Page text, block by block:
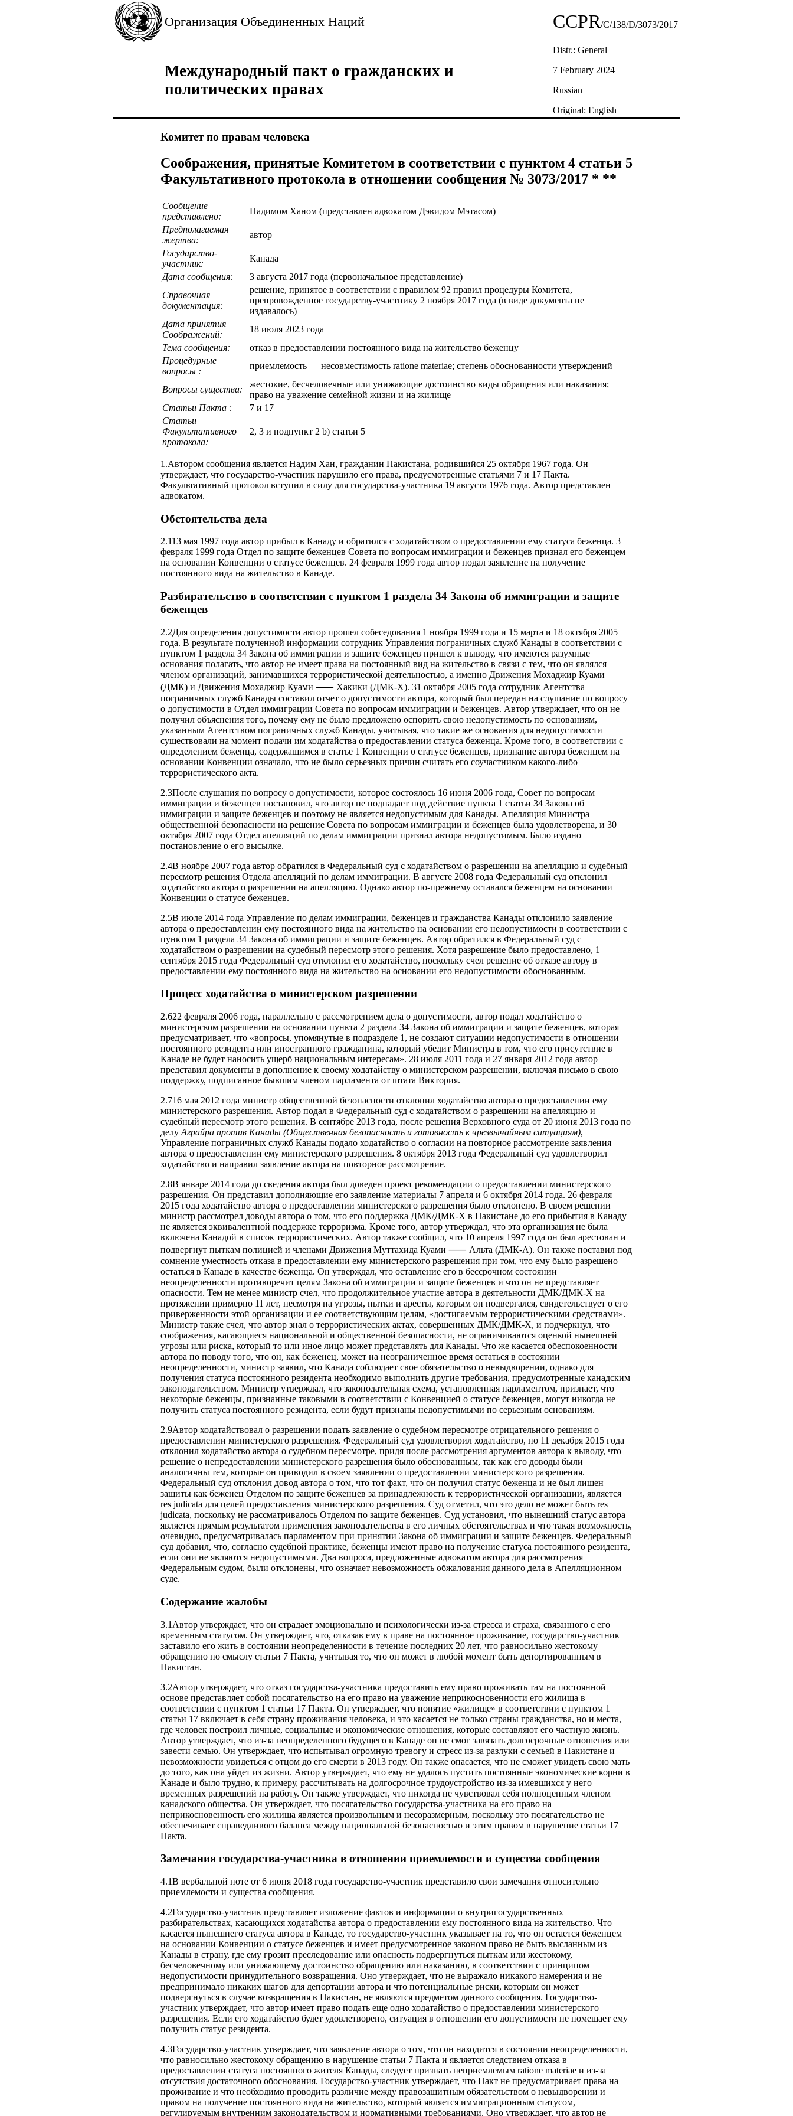
Организация Объединенных Наций CCPR/C/138/D/3073/2017
Международный пакт о гражданских и
политических правах
Distr.: General
7 February 2024
Russian
Original: English
Комитет по правам человека
Соображения, принятые Комитетом в соответствии с пунктом 4 статьи 5
Факультативного протокола в отношении сообщения № 3073/2017 * **
Сообщение
представлено:
Надимом Ханом (представлен адвокатом Дэвидом Мэтасом)
Предполагаемая
жертва:
автор
Государство-
участник:
Канада
Дата сообщения:
3 августа 2017 года (первоначальное представление)
Справочная
документация:
решение, принятое в соответствии с правилом 92 правил процедуры Комитета,
препровожденное государству-участнику 2 ноября 2017 года (в виде документа не
издавалось)
Дата принятия
Cоображений:
18 июля 2023 года
Тема сообщения:
отказ в предоставлении постоянного вида на жительство беженцу
Процедурные
вопросы :
приемлемость — несовместимость ratione materiae; степень обоснованности утверждений
Вопросы существа:
жестокие, бесчеловечные или унижающие достоинство виды обращения или наказания;
право на уважение семейной жизни и на жилище
Статьи Пакта :
7 и 17
Статьи
Факультативного
протокола:
2, 3 и подпункт 2 b) статьи 5
1.Автором сообщения является Надим Хан, гражданин Пакистана, родившийся 25 октября 1967 года. Он
утверждает, что государство-участник нарушило его права, предусмотренные статьями 7 и 17 Пакта.
Факультативный протокол вступил в силу для государства-участника 19 августа 1976 года. Автор представлен
адвокатом.
Обстоятельства дела
2.113 мая 1997 года автор прибыл в Канаду и обратился с ходатайством о предоставлении ему статуса беженца. 3
февраля 1999 года Отдел по защите беженцев Совета по вопросам иммиграции и беженцев признал его беженцем
на основании Конвенции о статусе беженцев. 24 февраля 1999 года автор подал заявление на получение
постоянного вида на жительство в Канаде.
Разбирательство в соответствии с пунктом 1 раздела 34 Закона об иммиграции и защите
беженцев
2.2Для определения допустимости автор прошел собеседования 1 ноября 1999 года и 15 марта и 18 октября 2005
года. В результате полученной информации сотрудник Управления пограничных служб Канады в соответствии с
пунктом 1 раздела 34 Закона об иммиграции и защите беженцев пришел к выводу, что имеются разумные
основания полагать, что автор не имеет права на постоянный вид на жительство в связи с тем, что он являлся
членом организаций, занимавшихся террористической деятельностью, а именно Движения Мохаджир Куами
(ДМК) и Движения Мохаджир Куами ⸺ Хакики (ДМК-Х). 31 октября 2005 года сотрудник Агентства
пограничных служб Канады составил отчет о допустимости автора, который был передан на слушание по вопросу
о допустимости в Отдел иммиграции Совета по вопросам иммиграции и беженцев. Автор утверждает, что он не
получил объяснения того, почему ему не было предложено оспорить свою недопустимость по основаниям,
указанным Агентством пограничных служб Канады, учитывая, что такие же основания для недопустимости
существовали на момент подачи им ходатайства о предоставлении статуса беженца. Кроме того, в соответствии с
определением беженца, содержащимся в статье 1 Конвенции о статусе беженцев, признание автора беженцем на
основании Конвенции означало, что не было серьезных причин считать его соучастником какого-либо
террористического акта.
2.3После слушания по вопросу о допустимости, которое состоялось 16 июня 2006 года, Совет по вопросам
иммиграции и беженцев постановил, что автор не подпадает под действие пункта 1 статьи 34 Закона об
иммиграции и защите беженцев и поэтому не является недопустимым для Канады. Апелляция Министра
общественной безопасности на решение Совета по вопросам иммиграции и беженцев была удовлетворена, и 30
октября 2007 года Отдел апелляций по делам иммиграции признал автора недопустимым. Было издано
постановление о его высылке.
2.4В ноябре 2007 года автор обратился в Федеральный суд с ходатайством о разрешении на апелляцию и судебный
пересмотр решения Отдела апелляций по делам иммиграции. В августе 2008 года Федеральный суд отклонил
ходатайство автора о разрешении на апелляцию. Однако автор по-прежнему оставался беженцем на основании
Конвенции о статусе беженцев.
2.5В июле 2014 года Управление по делам иммиграции, беженцев и гражданства Канады отклонило заявление
автора о предоставлении ему постоянного вида на жительство на основании его недопустимости в соответствии с
пунктом 1 раздела 34 Закона об иммиграции и защите беженцев. Автор обратился в Федеральный суд с
ходатайством о разрешении на судебный пересмотр этого решения. Хотя разрешение было предоставлено, 1
сентября 2015 года Федеральный суд отклонил его ходатайство, поскольку счел решение об отказе автору в
предоставлении ему постоянного вида на жительство на основании его недопустимости обоснованным.
Процесс ходатайства о министерском разрешении
2.622 февраля 2006 года, параллельно с рассмотрением дела о допустимости, автор подал ходатайство о
министерском разрешении на основании пункта 2 раздела 34 Закона об иммиграции и защите беженцев, которая
предусматривает, что «вопросы, упомянутые в подразделе 1, не создают ситуации недопустимости в отношении
постоянного резидента или иностранного гражданина, который убедит Министра в том, что его присутствие в
Канаде не будет наносить ущерб национальным интересам». 28 июля 2011 года и 27 января 2012 года автор
представил документы в дополнение к своему ходатайству о министерском разрешении, включая письмо в свою
поддержку, подписанное бывшим членом парламента от штата Виктория.
2.716 мая 2012 года министр общественной безопасности отклонил ходатайство автора о предоставлении ему
министерского разрешения. Автор подал в Федеральный суд с ходатайством о разрешении на апелляцию и
судебный пересмотр этого решения. В сентябре 2013 года, после решения Верховного суда от 20 июня 2013 года по
делу Аграйра против Канады (Общественная безопасность и готовность к чрезвычайным ситуациям),
Управление пограничных служб Канады подало ходатайство о согласии на повторное рассмотрение заявления
автора о предоставлении ему министерского разрешения. 8 октября 2013 года Федеральный суд удовлетворил
ходатайство и направил заявление автора на повторное рассмотрение.
2.8В январе 2014 года до сведения автора был доведен проект рекомендации о предоставлении министерского
разрешения. Он представил дополняющие его заявление материалы 7 апреля и 6 октября 2014 года. 26 февраля
2015 года ходатайство автора о предоставлении министерского разрешения было отклонено. В своем решении
министр рассмотрел доводы автора о том, что его поддержка ДМК/ДМК-Х в Пакистане до его прибытия в Канаду
не является эквивалентной поддержке терроризма. Кроме того, автор утверждал, что эта организация не была
включена Канадой в список террористических. Автор также сообщил, что 10 апреля 1997 года он был арестован и
подвергнут пыткам полицией и членами Движения Муттахида Куами ⸺ Альта (ДМК-А). Он также поставил под
сомнение уместность отказа в предоставлении ему министерского разрешения при том, что ему было разрешено
остаться в Канаде в качестве беженца. Он утверждал, что оставление его в бессрочном состоянии
неопределенности противоречит целям Закона об иммиграции и защите беженцев и что он не представляет
опасности. Тем не менее министр счел, что продолжительное участие автора в деятельности ДМК/ДМК-Х на
протяжении примерно 11 лет, несмотря на угрозы, пытки и аресты, которым он подвергался, свидетельствует о его
приверженности этой организации и ее соответствующим целям, «достигаемым террористическими средствами».
Министр также счел, что автор знал о террористических актах, совершенных ДМК/ДМК-Х, и подчеркнул, что
соображения, касающиеся национальной и общественной безопасности, не ограничиваются оценкой нынешней
угрозы или риска, который то или иное лицо может представлять для Канады. Что же касается обеспокоенности
автора по поводу того, что он, как беженец, может на неограниченное время остаться в состоянии
неопределенности, министр заявил, что Канада соблюдает свое обязательство о невыдворении, однако для
получения статуса постоянного резидента необходимо выполнить другие требования, предусмотренные канадским
законодательством. Министр утверждал, что законодательная схема, установленная парламентом, признает, что
некоторые беженцы, признанные таковыми в соответствии с Конвенцией о статусе беженцев, могут никогда не
получить статуса постоянного резидента, если будут признаны недопустимыми по серьезным основаниям.
2.9Автор ходатайствовал о разрешении подать заявление о судебном пересмотре отрицательного решения о
предоставлении министерского разрешения. Федеральный суд удовлетворил ходатайство, но 11 декабря 2015 года
отклонил ходатайство автора о судебном пересмотре, придя после рассмотрения аргументов автора к выводу, что
решение о непредоставлении министерского разрешения было обоснованным, так как его доводы были
аналогичны тем, которые он приводил в своем заявлении о предоставлении министерского разрешения.
Федеральный суд отклонил довод автора о том, что тот факт, что он получил статус беженца и не был лишен
защиты как беженец Отделом по защите беженцев за принадлежность к террористической организации, является
res judicata для целей предоставления министерского разрешения. Суд отметил, что это дело не может быть res
judicata, поскольку не рассматривалось Отделом по защите беженцев. Суд установил, что нынешний статус автора
является прямым результатом применения законодательства в его личных обстоятельствах и что такая возможность,
очевидно, предусматривалась парламентом при принятии Закона об иммиграции и защите беженцев. Федеральный
суд добавил, что, согласно судебной практике, беженцы имеют право на получение статуса постоянного резидента,
если они не являются недопустимыми. Два вопроса, предложенные адвокатом автора для рассмотрения
Федеральным судом, были отклонены, что означает невозможность обжалования данного дела в Апелляционном
суде.
Содержание жалобы
3.1Автор утверждает, что он страдает эмоционально и психологически из-за стресса и страха, связанного с его
временным статусом. Он утверждает, что, отказав ему в праве на постоянное проживание, государство-участник
заставило его жить в состоянии неопределенности в течение последних 20 лет, что равносильно жестокому
обращению по смыслу статьи 7 Пакта, учитывая то, что он может в любой момент быть депортированным в
Пакистан.
3.2Автор утверждает, что отказ государства-участника предоставить ему право проживать там на постоянной
основе представляет собой посягательство на его право на уважение неприкосновенности его жилища в
соответствии с пунктом 1 статьи 17 Пакта. Он утверждает, что понятие «жилище» в соответствии с пунктом 1
статьи 17 включает в себя страну проживания человека, и это касается не только страны гражданства, но и места,
где человек построил личные, социальные и экономические отношения, которые составляют его частную жизнь.
Автор утверждает, что из-за неопределенного будущего в Канаде он не смог завязать долгосрочные отношения или
завести семью. Он утверждает, что испытывал огромную тревогу и стресс из-за разлуки с семьей в Пакистане и
невозможности увидеться с отцом до его смерти в 2013 году. Он также опасается, что не сможет увидеть свою мать
до того, как она уйдет из жизни. Автор утверждает, что ему не удалось пустить постоянные экономические корни в
Канаде и было трудно, к примеру, рассчитывать на долгосрочное трудоустройство из-за имевшихся у него
временных разрешений на работу. Он также утверждает, что никогда не чувствовал себя полноценным членом
канадского общества. Он утверждает, что посягательство государства-участника на его право на
неприкосновенность его жилища является произвольным и несоразмерным, поскольку это посягательство не
обеспечивает справедливого баланса между национальной безопасностью и этим правом в нарушение статьи 17
Пакта.
Замечания государства-участника в отношении приемлемости и существа сообщения
4.1В вербальной ноте от 6 июня 2018 года государство-участник представило свои замечания относительно
приемлемости и существа сообщения.
4.2Государство-участник представляет изложение фактов и информации о внутригосударственных
разбирательствах, касающихся ходатайства автора о предоставлении ему постоянного вида на жительство. Что
касается нынешнего статуса автора в Канаде, то государство-участник указывает на то, что он остается беженцем
на основании Конвенции о статусе беженцев и имеет предусмотренное законом право не быть высланным из
Канады в страну, где ему грозит преследование или опасность подвергнуться пыткам или жестокому,
бесчеловечному или унижающему достоинство обращению или наказанию, в соответствии с принципом
недопустимости принудительного возвращения. Оно утверждает, что не выражало никакого намерения и не
предпринимало никаких шагов для депортации автора и что потенциальные риски, которым он может
подвергнуться в случае возвращения в Пакистан, не являются предметом данного сообщения. Государство-
участник утверждает, что автор имеет право подать еще одно ходатайство о предоставлении министерского
разрешения. Если его ходатайство будет удовлетворено, ситуация в отношении его допустимости не помешает ему
получить статус резидента.
4.3Государство-участник утверждает, что заявление автора о том, что он находится в состоянии неопределенности,
что равносильно жестокому обращению в нарушение статьи 7 Пакта и является следствием отказа в
предоставлении статуса постоянного жителя Канады, следует признать неприемлемым ratione materiae и из-за
отсутствия достаточного обоснования. Государство-участник утверждает, что Пакт не предусматривает права на
проживание и что необходимо проводить различие между правозащитным обязательством о невыдворении и
правом на получение постоянного вида на жительство, который является иммиграционным статусом,
регулируемым внутренним законодательством и нормативными требованиями. Оно утверждает, что автор не